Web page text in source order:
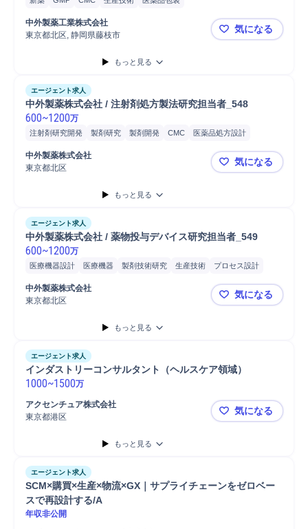
中外製薬工業株式会社
東京都北区, 静岡県藤枝市
生産技術研
気になる
もっと見る
エージェント求人
中外製薬株式会社 / 注射剤処方製法研究担当者_548
600~1200万
注射剤研究開発 製剤研究 製剤開発 CMC
医薬品処方設計
製剤スケールアップ
抗体医薬品
中外製薬株式会社
東京都北区
中外製薬株
気になる
もっと見る
エージェント求人
600~1200万
医療機器設計 医療機器 製剤技術研究 生産技術
プロセス設計
工程設計
製品開発
博士採用
中外製薬株式会社
東京都北区
中外製薬株
気になる
もっと見る
エージェント求人
インダストリーコンサルタント（ヘルスケア領域）
1000~1500万
アクセンチュア株式会社
東京都港区
インダスト
気になる
もっと見る
エージェント求人
SCM×購買×生産×物流×GX｜サプライチェーンをゼロベー
スで再設計する/A
年収非公開